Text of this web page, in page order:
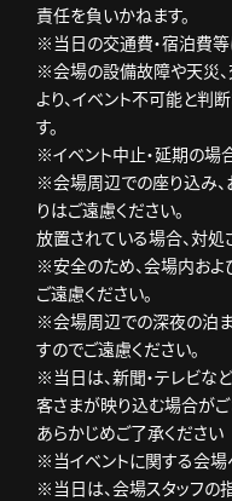
責任を負いかねます。
※当日の交通費・宿泊費等
※会場の設備故障や天災
より、イベント不可能と判
す。
※イベント中止・延期の場
※会場周辺での座り込み、
りはご遠慮ください。
放置されている場合、対処
※安全のため、会場内お
ご遠慮ください。
※会場周辺での深夜の泊
すのでご遠慮ください。
※当日は、新聞・テレビな
客さまが映り込む場合がご
あらかじめご了承ください
※当イベントに関する会場
※当日は、会場スタッフの